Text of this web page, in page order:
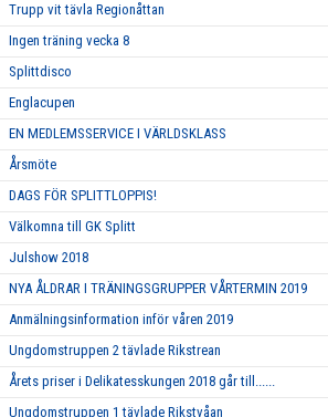
Trupp vit tävla Regionåttan
Ingen träning vecka 8
Splittdisco
Englacupen
EN MEDLEMSSERVICE I VÄRLDSKLASS
Årsmöte
DAGS FÖR SPLITTLOPPIS!
Välkomna till GK Splitt
Julshow 2018
NYA ÅLDRAR I TRÄNINGSGRUPPER VÅRTERMIN 2019
Anmälningsinformation inför våren 2019
Ungdomstruppen 2 tävlade Rikstrean
Årets priser i Delikatesskungen 2018 går till......
Ungdomstruppen 1 tävlade Rikstvåan